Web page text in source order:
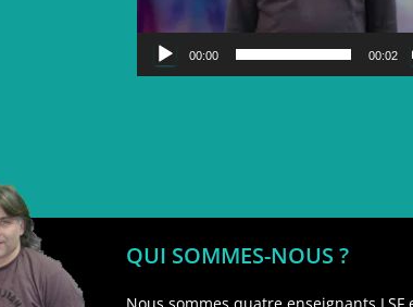
00:00 00:02
QUI SOMMES-NOUS ?